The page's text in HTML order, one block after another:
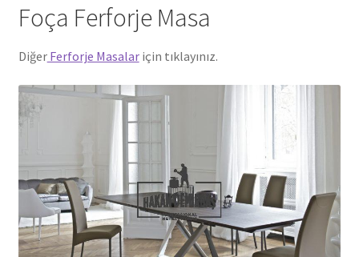
Foça Ferforje Masa
DiğerFerforje Masalariçin tıklayınız.